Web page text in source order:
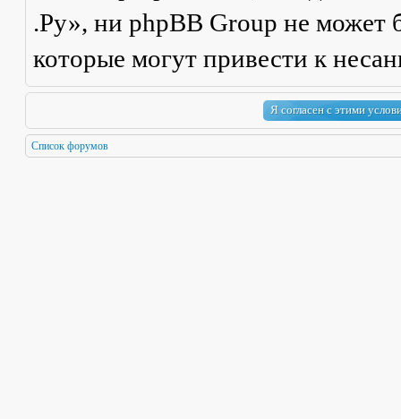
.Ру», ни phpBB Group не может
которые могут привести к
Список форумов